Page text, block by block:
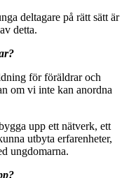
deltagare på rätt sätt är
detta.
för föräldrar och
om vi inte kan anordna
upp ett nätverk, ett
utbyta erfarenheter,
ungdomarna.